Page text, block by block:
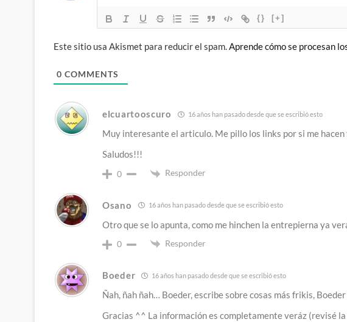
{} [+]
Este sitio usa Akismet para reducir el spam.Aprende cómo se procesan
0 COMMENTS
elcuartooscuro 16 años han pasado desde que se escribió esto
Muy interesante el articulo. Me pillo los links por si me
Saludos!!!
0 Responder
Osano 16 años han pasado desde que se escribió esto
Otro que se lo apunta, como me hinchen la entrepierna ya
0 Responder
Boeder 16 años han pasado desde que se escribió esto
Ñah, ñah ñah… Boeder, escribe sobre cosas más frikis,
Gracias ^^ La información es completamente veráz (revisé